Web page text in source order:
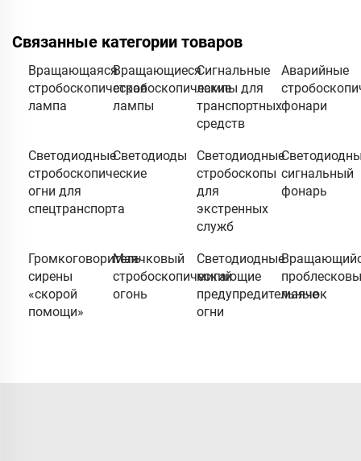
Связанные категории товаров
Вращающаяся
стробоскопическая
лампа
Вращающиеся
стробоскопические
лампы
Сигнальные
лампы для
транспортных
средств
Аварийные
фонари
Светодиодные
стробоскопические
огни для
спецтранспорта
Светодиоды
Светодиодные
стробоскопы
для
экстренных
служб
сигнальный
фонарь
Громкоговоритель
сирены
«скорой
помощи»
Маячковый
стробоскопический
огонь
Светодиодные
мигающие
предупредительные
огни
маячок